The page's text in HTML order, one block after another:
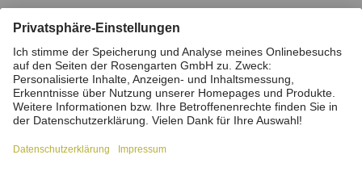
Impressum Datenschutz
Stiftung
Interne Meldestelle
Zahlungsmittel
Barrierefreiheitserklärung
Vertrag widerrufen